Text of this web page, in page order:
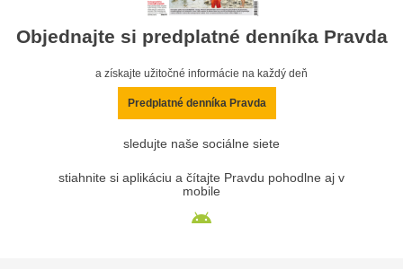
Objednajte si predplatné denníka Pravda
a získajte užitočné informácie na každý deň
Predplatné denníka Pravda
sledujte naše sociálne siete
stiahnite si aplikáciu a čítajte Pravdu pohodlne aj v
mobile